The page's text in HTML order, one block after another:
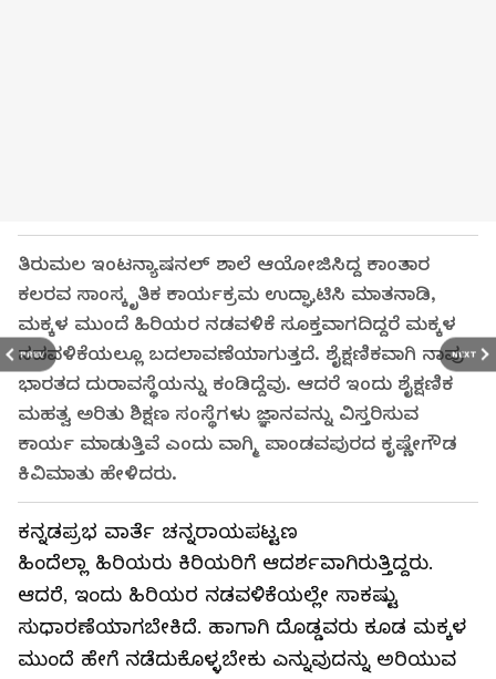
PREV NEXT
ತಿರುಮಲ ಇಂಟನ್ಯಾಷನಲ್ ಶಾಲೆ ಆಯೋಜಿಸಿದ್ದ ಕಾಂತಾರ
ಕಲರವ ಸಾಂಸ್ಕೃತಿಕ ಕಾರ್ಯಕ್ರಮ ಉದ್ಘಾಟಿಸಿ ಮಾತನಾಡಿ,
ಮಕ್ಕಳ ಮುಂದೆ ಹಿರಿಯರ ನಡವಳಿಕೆ ಸೂಕ್ತವಾಗದಿದ್ದರೆ ಮಕ್ಕಳ
ನಡವಳಿಕೆಯಲ್ಲೂ ಬದಲಾವಣೆಯಾಗುತ್ತದೆ. ಶೈಕ್ಷಣಿಕವಾಗಿ ನಾವು
ಭಾರತದ ದುರಾವಸ್ಥೆಯನ್ನು ಕಂಡಿದ್ದೆವು. ಆದರೆ ಇಂದು ಶೈಕ್ಷಣಿಕ
ಮಹತ್ವ ಅರಿತು ಶಿಕ್ಷಣ ಸಂಸ್ಥೆಗಳು ಜ್ಞಾನವನ್ನು ವಿಸ್ತರಿಸುವ
ಕಾರ್ಯ ಮಾಡುತ್ತಿವೆ ಎಂದು ವಾಗ್ಮಿ ಪಾಂಡವಪುರದ ಕೃಷ್ಣೇಗೌಡ
ಕಿವಿಮಾತು ಹೇಳಿದರು.
ಕನ್ನಡಪ್ರಭ ವಾರ್ತೆ ಚನ್ನರಾಯಪಟ್ಟಣ
ಹಿಂದೆಲ್ಲಾ ಹಿರಿಯರು ಕಿರಿಯರಿಗೆ ಆದರ್ಶವಾಗಿರುತ್ತಿದ್ದರು.
ಆದರೆ, ಇಂದು ಹಿರಿಯರ ನಡವಳಿಕೆಯಲ್ಲೇ ಸಾಕಷ್ಟು
ಸುಧಾರಣೆಯಾಗಬೇಕಿದೆ. ಹಾಗಾಗಿ ದೊಡ್ಡವರು ಕೂಡ ಮಕ್ಕಳ
ಮುಂದೆ ಹೇಗೆ ನಡೆದುಕೊಳ್ಳಬೇಕು ಎನ್ನುವುದನ್ನು ಅರಿಯುವ